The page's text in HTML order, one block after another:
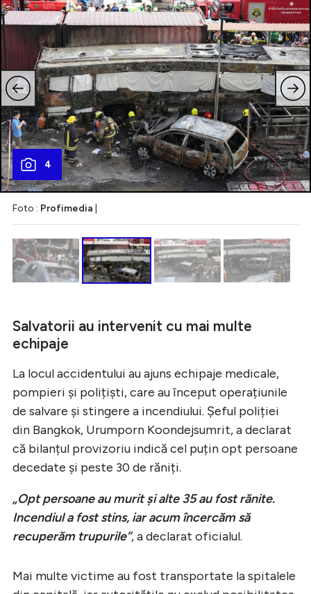
4
Foto : Profimedia
Salvatorii au intervenit cu mai multe
echipaje
La locul accidentului au ajuns echipaje medicale,
pompieri și polițiști, care au început operațiunile
de salvare și stingere a incendiului. Șeful poliției
din Bangkok, Urumporn Koondejsumrit, a declarat
că bilanțul provizoriu indică cel puțin opt persoane
decedate și peste 30 de răniți.
„Opt persoane au murit și alte 35 au fost rănite.
Incendiul a fost stins, iar acum încercăm să
recuperăm trupurile”, a declarat oficialul.
Mai multe victime au fost transportate la spitalele